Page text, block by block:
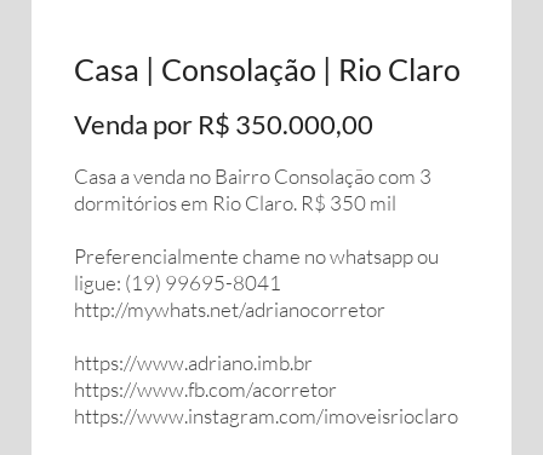
Casa | Consolação | Rio Claro
Venda por R$ 350.000,00
Casa a venda no Bairro Consolação com 3
dormitórios em Rio Claro. R$ 350 mil
Preferencialmente chame no whatsapp ou
ligue: (19) 99695-8041
http://mywhats.net/adrianocorretor
https://www.adriano.imb.br
https://www.fb.com/acorretor
https://www.instagram.com/imoveisrioclaro